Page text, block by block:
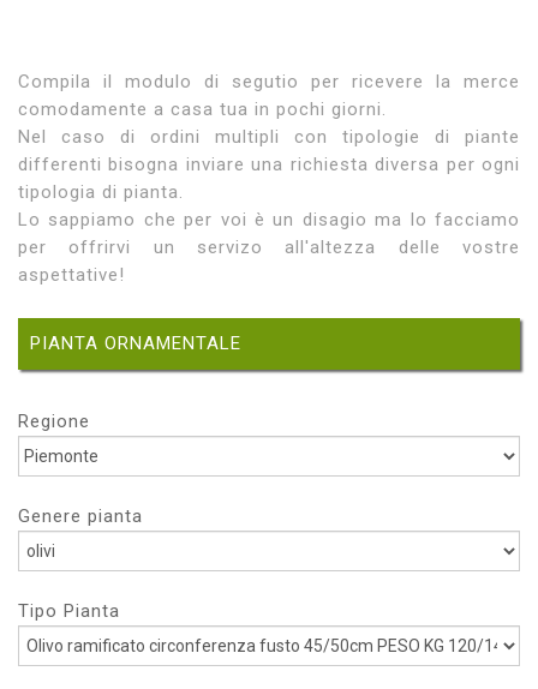
Compila il modulo di segutio per ricevere la merce
comodamente a casa tua in pochi giorni.
Nel caso di ordini multipli con tipologie di piante
differenti bisogna inviare una richiesta diversa per ogni
tipologia di pianta.
Lo sappiamo che per voi è un disagio ma lo facciamo
per offrirvi un servizo all'altezza delle vostre
aspettative!
PIANTA ORNAMENTALE
Regione
Genere pianta
Tipo Pianta